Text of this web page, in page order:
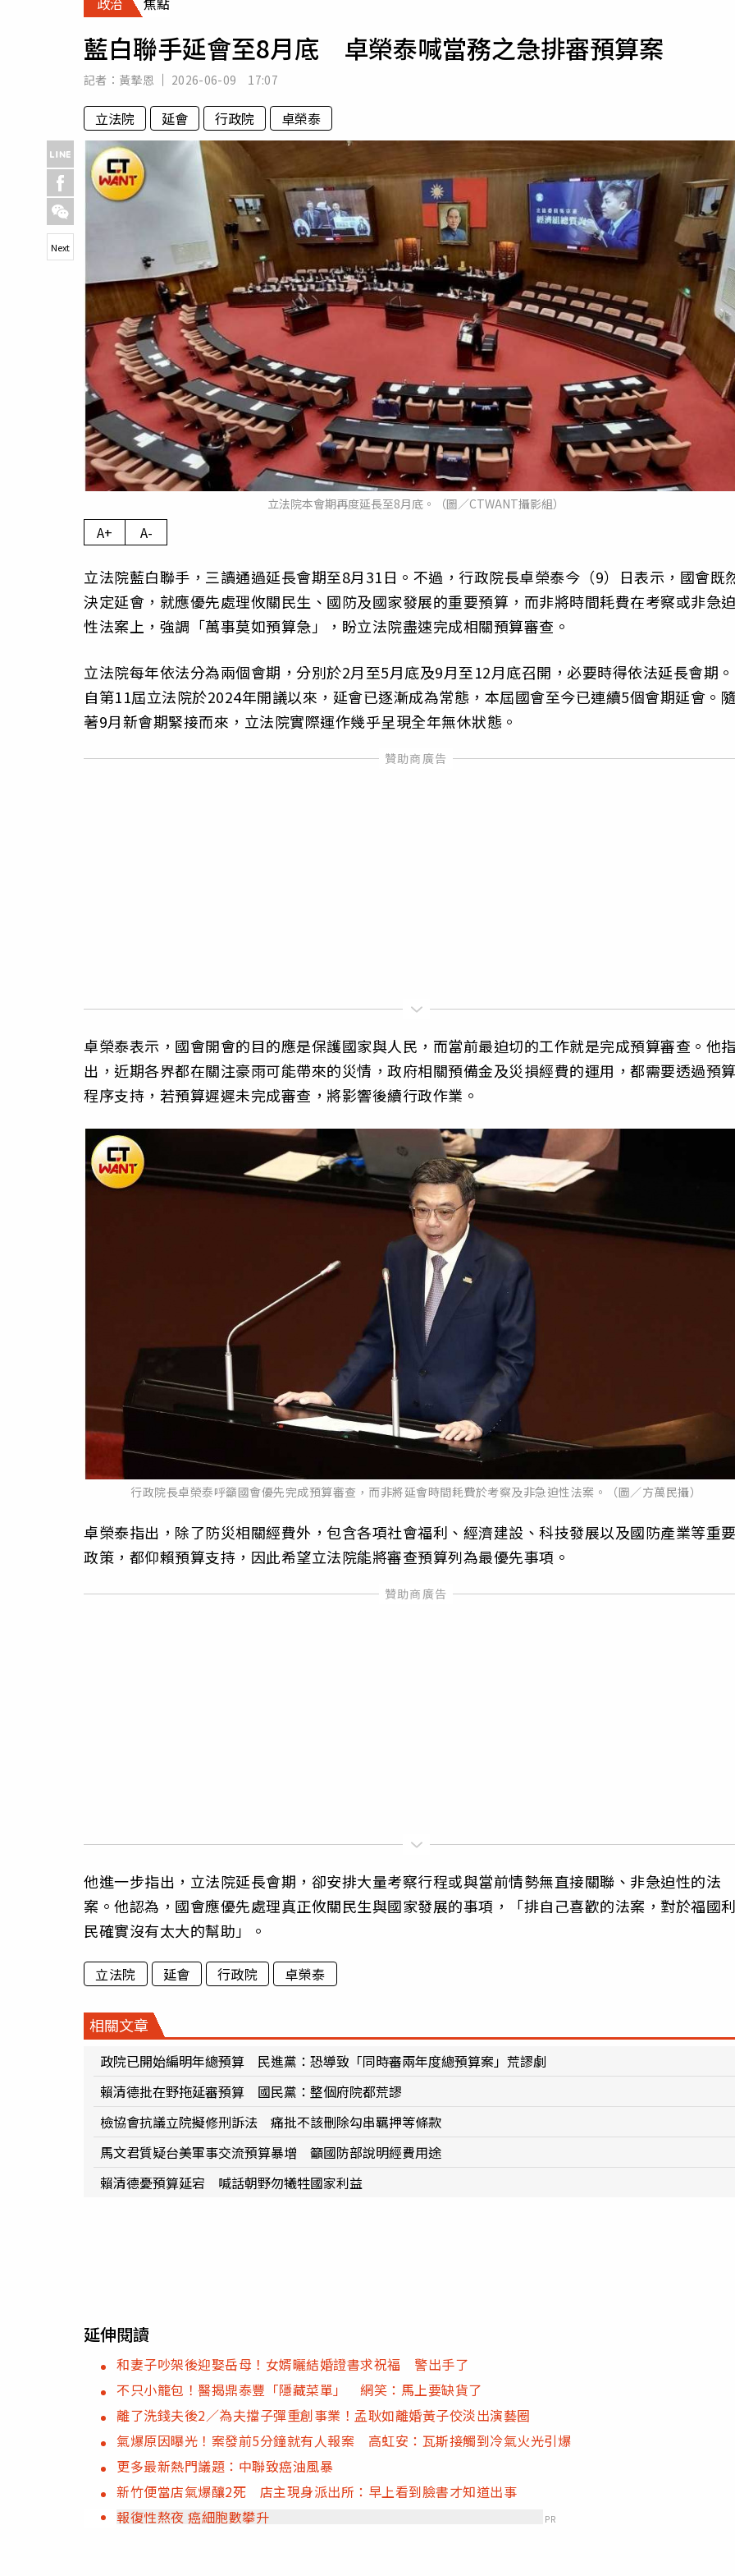
專欄
房產新勢力
運勢
藍白聯手延會至8月底 卓榮泰喊當務之急排審預算案
記者： 黃摯恩 2026-06-09 17:07
立法院 延會 行政院 卓榮泰
立法院本會期再度延長至8月底。（圖／CTWANT攝影組）
Next
A+ A-
立法院藍白聯手，三讀通過延長會期至8月31日。不過，行政院長卓榮泰今（9）日表示，國會既
決定延會，就應優先處理攸關民生、國防及國家發展的重要預算，而非將時間耗費在考察或非急
性法案上，強調「萬事莫如預算急」，盼立法院盡速完成相關預算審查。
立法院每年依法分為兩個會期，分別於2月至5月底及9月至12月底召開，必要時得依法延長會期。
自第11屆立法院於2024年開議以來，延會已逐漸成為常態，本屆國會至今已連續5個會期延會。隨
著9月新會期緊接而來，立法院實際運作幾乎呈現全年無休狀態。
卓榮泰表示，國會開會的目的應是保護國家與人民，而當前最迫切的工作就是完成預算審查。他
出，近期各界都在關注豪雨可能帶來的災情，政府相關預備金及災損經費的運用，都需要透過預
程序支持，若預算遲遲未完成審查，將影響後續行政作業。
行政院長卓榮泰呼籲國會優先完成預算審查，而非將延會時間耗費於考察及非急迫性法案。（圖／方萬民攝）
卓榮泰指出，除了防災相關經費外，包含各項社會福利、經濟建設、科技發展以及國防產業等重
政策，都仰賴預算支持，因此希望立法院能將審查預算列為最優先事項。
他進一步指出，立法院延長會期，卻安排大量考察行程或與當前情勢無直接關聯、非急迫性的法
案。他認為，國會應優先處理真正攸關民生與國家發展的事項，「排自己喜歡的法案，對於福國
民確實沒有太大的幫助」。
立法院 延會 行政院 卓榮泰
相關文章
政院已開始編明年總預算 民進黨：恐導致「同時審兩年度總預算案」荒謬劇
賴清德批在野拖延審預算 國民黨：整個府院都荒謬
檢協會抗議立院擬修刑訴法 痛批不該刪除勾串羈押等條款
馬文君質疑台美軍事交流預算暴增 籲國防部說明經費用途
賴清德憂預算延宕 喊話朝野勿犧牲國家利益
延伸閱讀
和妻子吵架後迎娶岳母！女婿曬結婚證書求祝福 警出手了
不只小籠包！醫揭鼎泰豐「隱藏菜單」 網笑：馬上要缺貨了
離了洗錢夫後2／為夫擋子彈重創事業！孟耿如離婚黃子佼淡出演藝圈
氣爆原因曝光！案發前5分鐘就有人報案 高虹安：瓦斯接觸到冷氣火光引爆
更多最新熱門議題：中聯致癌油風暴
新竹便當店氣爆釀2死 店主現身派出所：早上看到臉書才知道出事
報復性熬夜 癌細胞數攀升
PR